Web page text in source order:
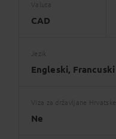
Valuta
CAD
Jezik
Engleski, Francuski
Viza za državljane Hrvatske
Ne